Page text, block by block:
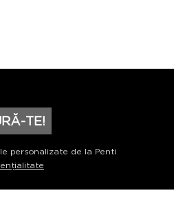
TE!
personalizate de la Penti